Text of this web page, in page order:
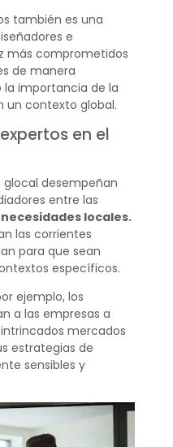
también es una
e
más comprometidos
de manera
la importancia de la
un contexto global.
en el
glocal desempeñan
entre las
locales.
las corrientes
para que sean
específicos.
ejemplo, los
a las empresas a
mercados
estrategias de
sensibles y